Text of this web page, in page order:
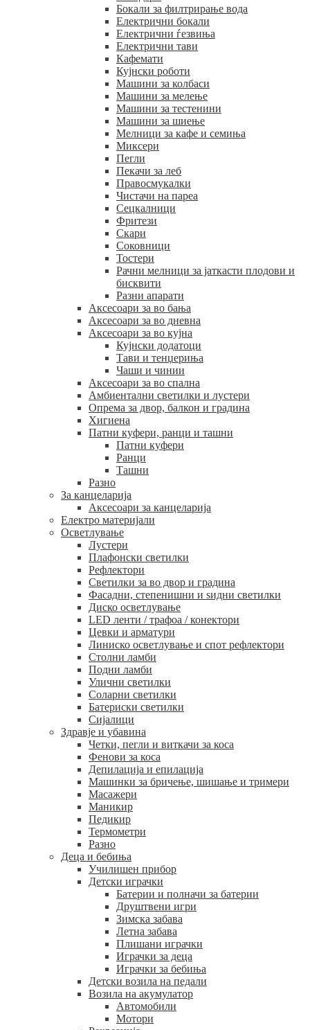
Бокали за филтрирање вода
Електрични бокали
Електрични ѓезвиња
Електрични тави
Кафемати
Кујнски роботи
Машини за колбаси
Машини за мелење
Машини за тестенини
Машини за шиење
Мелници за кафе и семиња
Миксери
Пегли
Пекачи за леб
Правосмукалки
Чистачи на пареа
Сецкалници
Фритези
Скари
Соковници
Тостери
Рачни мелници за јаткасти плодови и
бисквити
Разни апарати
Аксесоари за во бања
Аксесоари за во дневна
Аксесоари за во кујна
Кујнски додатоци
Тави и тенџериња
Чаши и чинии
Аксесоари за во спална
Амбиентални светилки и лустери
Опрема за двор, балкон и градина
Хигиена
Патни куфери, ранци и ташни
Патни куфери
Ранци
Ташни
Разно
За канцеларија
Аксесоари за канцеларија
Електро материјали
Осветлување
Лустери
Плафонски светилки
Рефлектори
Светилки за во двор и градина
Фасадни, степенишни и ѕидни светилки
Диско осветлување
LED ленти / трафоа / конектори
Цевки и арматури
Линиско осветлување и спот рефлектори
Столни ламби
Подни ламби
Улични светилки
Соларни светилки
Батериски светилки
Сијалици
Здравје и убавина
Четки, пегли и виткачи за коса
Фенови за коса
Депилација и епилација
Машинки за бричење, шишање и тримери
Масажери
Маникир
Педикир
Термометри
Разно
Деца и бебиња
Училишен прибор
Детски играчки
Батерии и полначи за батерии
Друштвени игри
Зимска забава
Летна забава
Плишани играчки
Играчки за деца
Играчки за бебиња
Детски возила на педали
Возила на акумулатор
Автомобили
Мотори